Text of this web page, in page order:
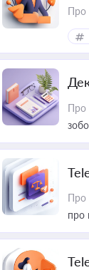
Про
Про
Про
про